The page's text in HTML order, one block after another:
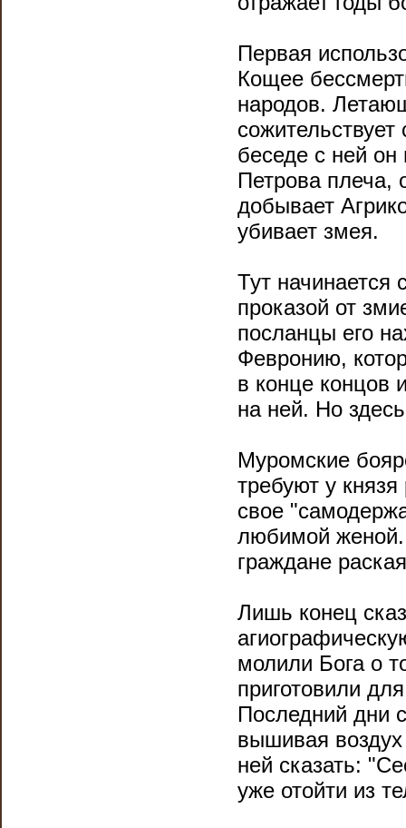
Первая
Кощее
народов.
беседе с ней он
Петрова плеча,
добывает
убивает змея.
Тут
проказой от
посланцы его
Февронию,
в конце концов
на ней. Но
Муромские
требуют у
свое
любимой женой.
граждане
Лишь конец
молили Бога о
приготовили
Последний дни
вышивая
ней сказать:
уже отойти из